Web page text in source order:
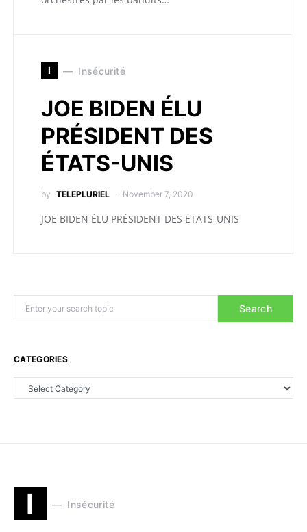
I Insécurité
JOE BIDEN ÉLU
PRÉSIDENT DES
ÉTATS-UNIS
by TELEPLURIEL November 7, 2020
JOE BIDEN ÉLU PRÉSIDENT DES ÉTATS-UNIS
Search
CATEGORIES
I Insécurité